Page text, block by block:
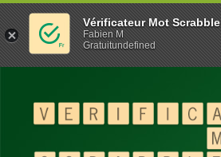
Vérificateur Mot Scrabble
Fabien M
Gratuitundefined